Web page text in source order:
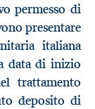
permesso di
presentare
italiana
data di inizio
trattamento
deposito di